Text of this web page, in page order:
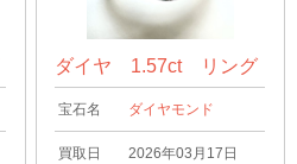
ダイヤ 1.57ct リング
宝石名 ダイヤモンド
買取日 2026年03月17日